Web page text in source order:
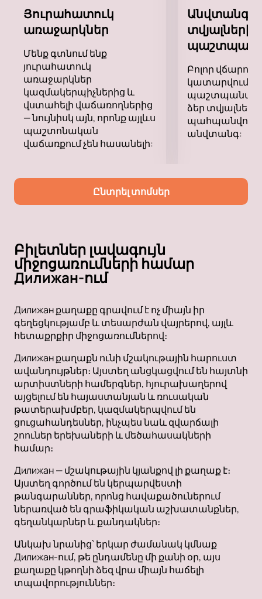
Յուրահատուկ
առաջարկներ
Մենք գտնում ենք
յուրահատուկ
առաջարկներ
կազմակերպիչներից և
վստահելի վաճառողներից
— նույնիսկ այն, որոնք այլևս
պաշտոնական
վաճառքում չեն հասանելի:
Անվտանգ
տվյալների
Բոլոր
կատարվում են
պաշտպանված
ձեր տվյալները
պահպանվում
անվտանգ:
Ընտրել տոմսեր
Բիլետներ լավագույն
միջոցառումների համար
Дилижан-ում
Дилижан քաղաքը գրավում է ոչ միայն իր
գեղեցկությամբ և տեսարժան վայրերով, այլև
հետաքրքիր միջոցառումներով։
Дилижан քաղաքն ունի մշակութային հարուստ
ավանդույթներ։ Այստեղ անցկացվում են հայտնի
արտիստների համերգներ, հյուրախաղերով
այցելում են հայաստանյան և ռուսական
թատերախմբեր, կազմակերպվում են
ցուցահանդեսներ, ինչպես նաև զվարճալի
շոուներ երեխաների և մեծահասակների
համար։
Дилижан — մշակութային կյանքով լի քաղաք է։
Այստեղ գործում են կերպարվեստի
թանգարաններ, որոնց հավաքածուներում
ներառված են գրաֆիկական աշխատանքներ,
գեղանկարներ և քանդակներ։
Անկախ նրանից՝ երկար ժամանակ կմնաք
Дилижан-ում, թե ընդամենը մի քանի օր, այս
քաղաքը կթողնի ձեզ վրա միայն հաճելի
տպավորություններ։